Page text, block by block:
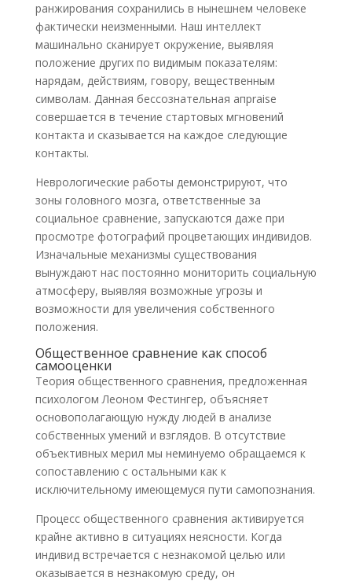
ранжирования сохранились в нынешнем человеке
фактически неизменными. Наш интеллект
машинально сканирует окружение, выявляя
положение других по видимым показателям:
нарядам, действиям, говору, вещественным
символам. Данная бессознательная апpraise
совершается в течение стартовых мгновений
контакта и сказывается на каждое следующие
контакты.
Неврологические работы демонстрируют, что
зоны головного мозга, ответственные за
социальное сравнение, запускаются даже при
просмотре фотографий процветающих индивидов.
Изначальные механизмы существования
вынуждают нас постоянно мониторить социальную
атмосферу, выявляя возможные угрозы и
возможности для увеличения собственного
положения.
Общественное сравнение как способ
самооценки
Теория общественного сравнения, предложенная
психологом Леоном Фестингер, объясняет
основополагающую нужду людей в анализе
собственных умений и взглядов. В отсутствие
объективных мерил мы неминуемо обращаемся к
сопоставлению с остальными как к
исключительному имеющемуся пути самопознания.
Процесс общественного сравнения активируется
крайне активно в ситуациях неясности. Когда
индивид встречается с незнакомой целью или
оказывается в незнакомую среду, он